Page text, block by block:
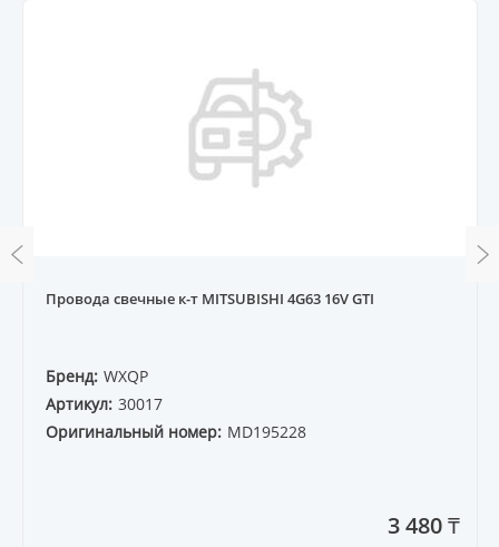
Провода свечные к-т MITSUBISHI 4G63 16V GTI
Бренд: WXQP
Артикул: 30017
Оригинальный номер: MD195228
3 480 ₸